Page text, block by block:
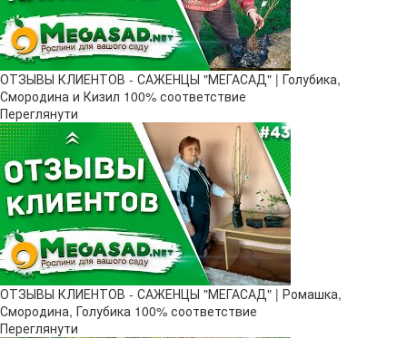
ОТЗЫВЫ КЛИЕНТОВ - САЖЕНЦЫ "МЕГАСАД" | Голубика,
Смородина и Кизил 100% соответствие
Переглянути
ОТЗЫВЫ КЛИЕНТОВ - САЖЕНЦЫ "МЕГАСАД" | Ромашка,
Смородина, Голубика 100% соответствие
Переглянути